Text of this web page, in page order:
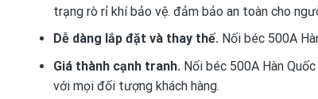
trạng rò rỉ khí bảo vệ. đảm bảo an toàn cho
Dễ dàng lắp đặt và thay thế.Nối béc 500A
Giá thành cạnh tranh.Nối béc 500A Hàn
với mọi đối tượng khách hàng.